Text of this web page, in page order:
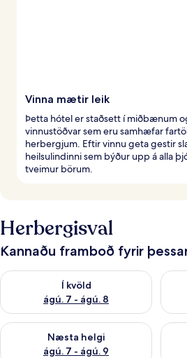
Vinna mætir leik
Þetta hótel er staðsett í miðbænum
vinnustöðvar sem eru samhæfar
herbergjum. Eftir vinnu geta gestir
heilsulindinni sem býður upp á alla
tveimur börum.
Herbergisval
Kannaðu framboð fyrir
Í kvöld
ágú. 7 - ágú. 8
Athuga framboð í kvöld ágú. 7 - ágú. 8
Næsta helgi
ágú. 7 - ágú. 9
Athuga framboð næstu helgi ágú. 7 -